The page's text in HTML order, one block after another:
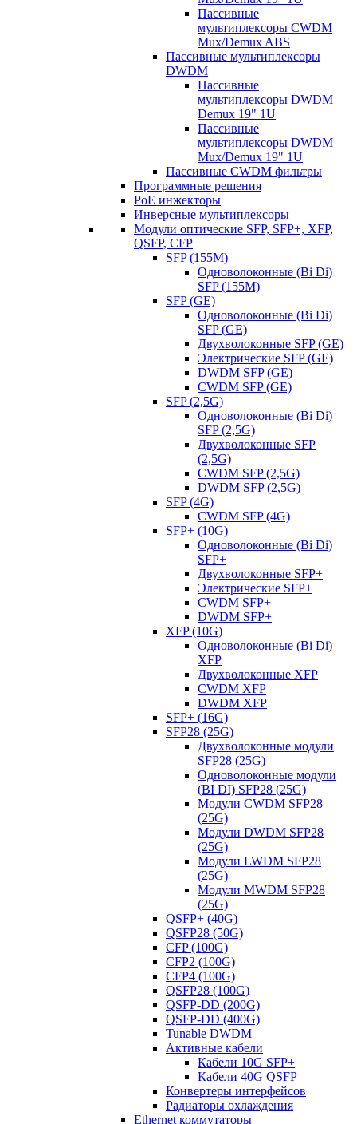
Пассивные
мультиплексоры CWDM
Mux/Demux ABS
Пассивные мультиплексоры
DWDM
Пассивные
мультиплексоры DWDM
Demux 19" 1U
Пассивные
мультиплексоры DWDM
Mux/Demux 19" 1U
Пассивные CWDM фильтры
Программные решения
PoE инжекторы
Инверсные мультиплексоры
Модули оптические SFP, SFP+, XFP,
QSFP, CFP
SFP (155M)
Одноволоконные (Bi Di)
SFP (155M)
SFP (GE)
Одноволоконные (Bi Di)
SFP (GE)
Двухволоконные SFP (GE)
Электрические SFP (GE)
DWDM SFP (GE)
CWDM SFP (GE)
SFP (2,5G)
Одноволоконные (Bi Di)
SFP (2,5G)
Двухволоконные SFP
(2,5G)
CWDM SFP (2,5G)
DWDM SFP (2,5G)
SFP (4G)
CWDM SFP (4G)
SFP+ (10G)
Одноволоконные (Bi Di)
SFP+
Двухволоконные SFP+
Электрические SFP+
CWDM SFP+
DWDM SFP+
XFP (10G)
Одноволоконные (Bi Di)
XFP
Двухволоконные XFP
CWDM XFP
DWDM XFP
SFP+ (16G)
SFP28 (25G)
Двухволоконные модули
SFP28 (25G)
Одноволоконные модули
(BI DI) SFP28 (25G)
Модули CWDM SFP28
(25G)
Модули DWDM SFP28
(25G)
Модули LWDM SFP28
(25G)
Модули MWDM SFP28
(25G)
QSFP+ (40G)
QSFP28 (50G)
CFP (100G)
CFP2 (100G)
CFP4 (100G)
QSFP28 (100G)
QSFP-DD (200G)
QSFP-DD (400G)
Tunable DWDM
Активные кабели
Кабели 10G SFP+
Кабели 40G QSFP
Конвертеры интерфейсов
Радиаторы охлаждения
Ethernet коммутаторы